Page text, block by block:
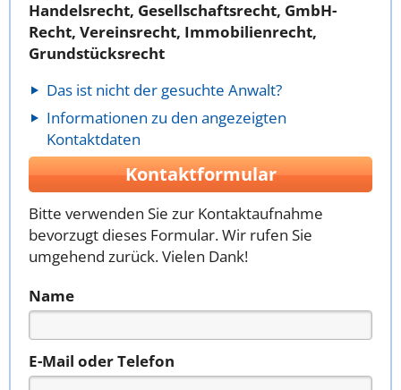
Handelsrecht, Gesellschaftsrecht, GmbH-
Recht, Vereinsrecht, Immobilienrecht,
Grundstücksrecht
Das ist nicht der gesuchte Anwalt?
Informationen zu den angezeigten
Kontaktdaten
Kontaktformular
Bitte verwenden Sie zur Kontaktaufnahme
bevorzugt dieses Formular. Wir rufen Sie
umgehend zurück. Vielen Dank!
Name
E-Mail oder Telefon